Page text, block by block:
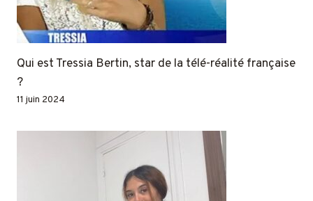
Qui est Tressia Bertin, star de la télé-réalité française
?
11 juin 2024